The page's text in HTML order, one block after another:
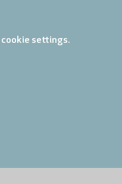
cookie settings.